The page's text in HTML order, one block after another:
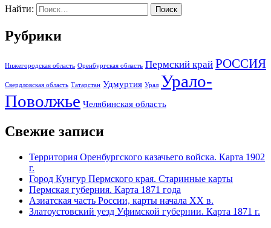
Найти:
Рубрики
Нижегородская область Оренбургская область Пермский край РОССИЯ
Свердловская область Татарстан Удмуртия Урал Урало-
Поволжье Челябинская область
Свежие записи
Территория Оренбургского казачьего войска. Карта 1902
г.
Город Кунгур Пермского края. Старинные карты
Пермская губерния. Карта 1871 года
Азиатская часть России, карты начала XX в.
Златоустовский уезд Уфимской губернии. Карта 1871 г.